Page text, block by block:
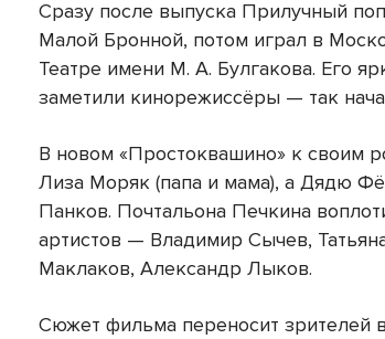
Сразу после выпуска Прилучный
Малой Бронной, потом играл в
Театре имени М. А. Булгакова. Его
заметили кинорежиссёры — так
В новом «Простоквашино» к своим
Лиза Моряк (папа и мама), а Дядю
Панков. Почтальона Печкина
артистов — Владимир Сычев,
Маклаков, Александр Лыков.
Сюжет фильма переносит зрителей в